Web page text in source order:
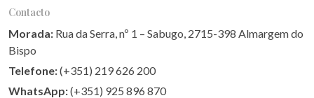
Contacto
Morada: Rua da Serra, nº 1 – Sabugo, 2715-398 Almargem do
Bispo
Telefone:(+351) 219 626 200
WhatsApp:(+351) 925 896 870